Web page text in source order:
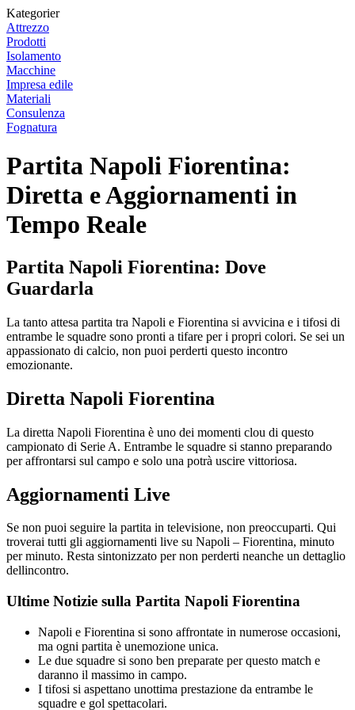
Kategorier
Attrezzo
Prodotti
Isolamento
Macchine
Impresa edile
Materiali
Consulenza
Fognatura
Partita Napoli Fiorentina:
Diretta e Aggiornamenti in
Tempo Reale
Partita Napoli Fiorentina: Dove
Guardarla
La tanto attesa partita tra Napoli e Fiorentina si avvicina e i tifosi di
entrambe le squadre sono pronti a tifare per i propri colori. Se sei un
appassionato di calcio, non puoi perderti questo incontro
emozionante.
Diretta Napoli Fiorentina
La diretta Napoli Fiorentina è uno dei momenti clou di questo
campionato di Serie A. Entrambe le squadre si stanno preparando
per affrontarsi sul campo e solo una potrà uscire vittoriosa.
Aggiornamenti Live
Se non puoi seguire la partita in televisione, non preoccuparti. Qui
troverai tutti gli aggiornamenti live su Napoli – Fiorentina, minuto
per minuto. Resta sintonizzato per non perderti neanche un dettaglio
dellincontro.
Ultime Notizie sulla Partita Napoli Fiorentina
Napoli e Fiorentina si sono affrontate in numerose occasioni,
ma ogni partita è unemozione unica.
Le due squadre si sono ben preparate per questo match e
daranno il massimo in campo.
I tifosi si aspettano unottima prestazione da entrambe le
squadre e gol spettacolari.